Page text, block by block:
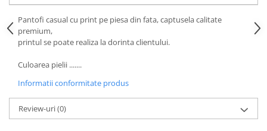
Pantofi casual cu print pe piesa din fata, captusela calitate
premium,
printul se poate realiza la dorinta clientului.
Culoarea pielii .......
Informatii conformitate produs
Review-uri(0)